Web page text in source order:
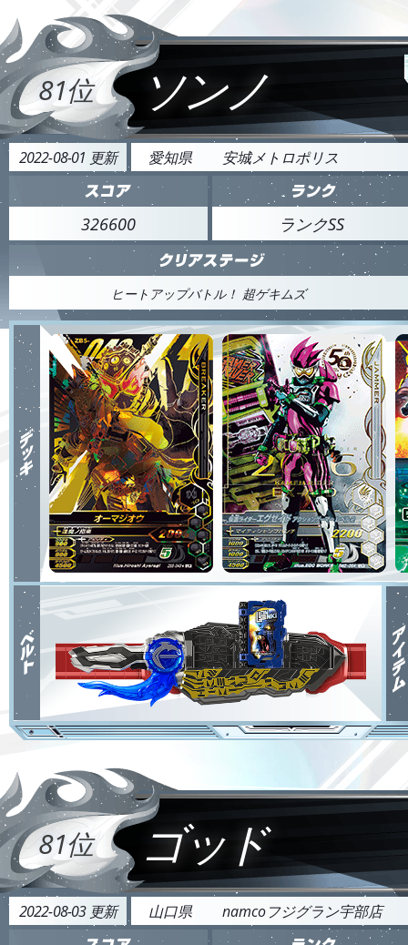
81位 ソンノ
2022-08-01 更新 愛知県 安城メトロポリス
326600 ランクSS
ヒートアップバトル！ 超ゲキムズ
81位 ゴッド
2022-08-03 更新 山口県 namcoフジグラン宇部店